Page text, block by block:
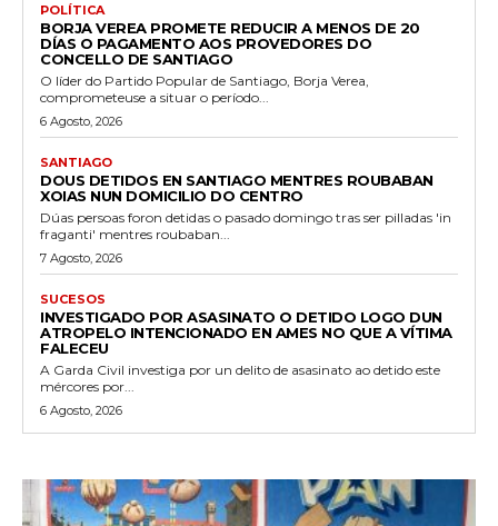
POLÍTICA
BORJA VEREA PROMETE REDUCIR A MENOS DE 20
DÍAS O PAGAMENTO AOS PROVEDORES DO
CONCELLO DE SANTIAGO
O líder do Partido Popular de Santiago, Borja Verea,
comprometeuse a situar o período...
6 Agosto, 2026
SANTIAGO
DOUS DETIDOS EN SANTIAGO MENTRES ROUBABAN
XOIAS NUN DOMICILIO DO CENTRO
Dúas persoas foron detidas o pasado domingo tras ser pilladas 'in
fraganti' mentres roubaban...
7 Agosto, 2026
SUCESOS
INVESTIGADO POR ASASINATO O DETIDO LOGO DUN
ATROPELO INTENCIONADO EN AMES NO QUE A VÍTIMA
FALECEU
A Garda Civil investiga por un delito de asasinato ao detido este
mércores por...
6 Agosto, 2026